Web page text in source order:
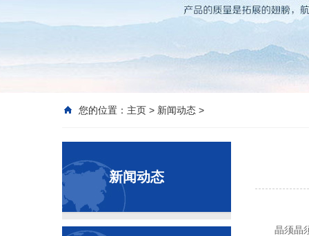
您的位置： 主页 > 新闻动态 >
新闻动态
晶须晶